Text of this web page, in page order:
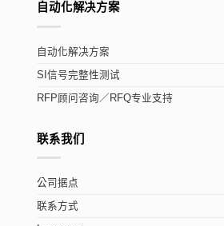
自动化解决方案
自动化解决方案
SI信号完整性测试
RFP顾问咨询／RFQ专业支持
联系我们
公司据点
联系方式